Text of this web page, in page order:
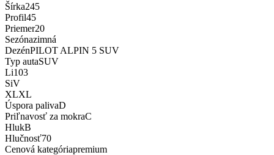
Šírka245
Profil45
Priemer20
Sezónazimná
DezénPILOT ALPIN 5 SUV
Typ autaSUV
Li103
SiV
XLXL
Úspora palivaD
Priľnavosť za mokraC
HlukB
Hlučnosť70
Cenová kategóriapremium